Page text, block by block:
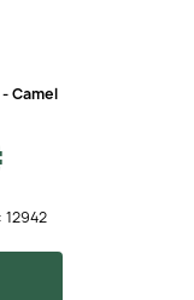
Camel
12942